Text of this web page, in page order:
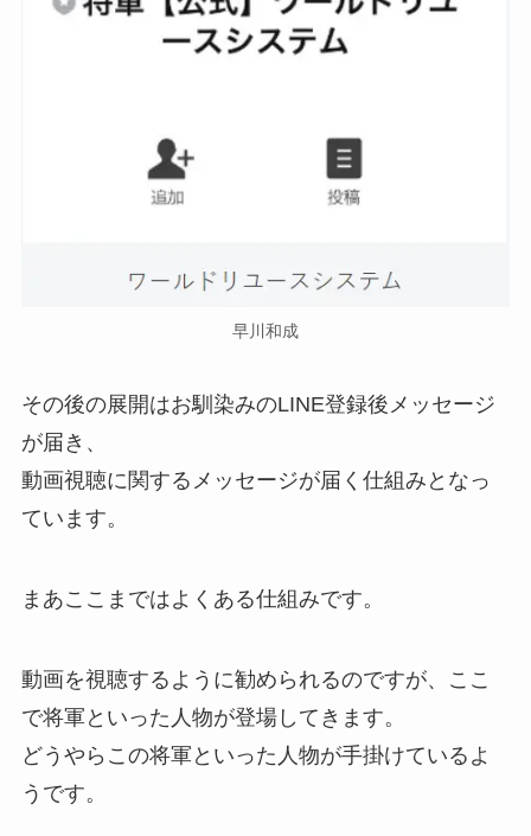
早川和成
その後の展開はお馴染みのLINE登録後メッセージ
が届き、
動画視聴に関するメッセージが届く仕組みとなっ
ています。
まあここまではよくある仕組みです。
動画を視聴するように勧められるのですが、ここ
で将軍といった人物が登場してきます。
どうやらこの将軍といった人物が手掛けているよ
うです。